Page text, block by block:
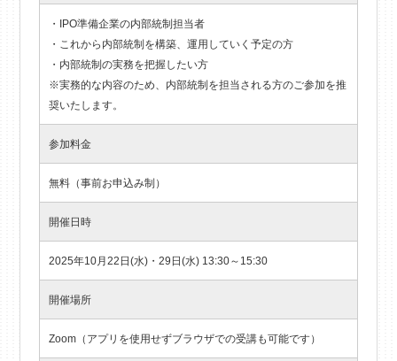
・IPO準備企業の内部統制担当者
・これから内部統制を構築、運用していく予定の方
・内部統制の実務を把握したい方
※実務的な内容のため、内部統制を担当される方のご参加を推
奨いたします。
参加料金
無料（事前お申込み制）
開催日時
2025年10月22日(水)・29日(水) 13:30～15:30
開催場所
Zoom（アプリを使用せずブラウザでの受講も可能です）